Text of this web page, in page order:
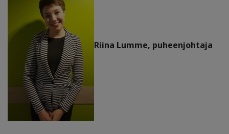
Riina Lumme, puheenjohtaja